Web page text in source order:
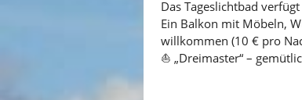
Das Tageslichtbad
Ein Balkon mit Möbeln,
willkommen (10 € pro
⛵ „Dreimaster“ –